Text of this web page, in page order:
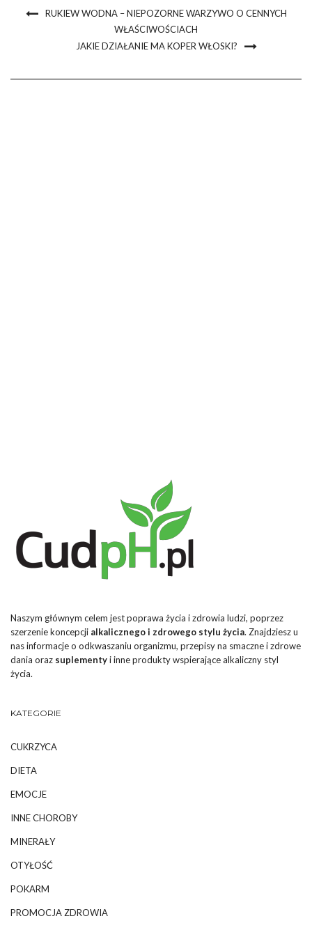
RUKIEW WODNA – NIEPOZORNE WARZYWO O CENNYCH
WŁAŚCIWOŚCIACH
JAKIE DZIAŁANIE MA KOPER WŁOSKI?
Naszym głównym celem jest poprawa życia i zdrowia ludzi, poprzez
szerzenie koncepcji alkalicznego i zdrowego stylu życia. Znajdziesz u
nas informacje o odkwaszaniu organizmu, przepisy na smaczne i zdrowe
dania oraz suplementyi inne produkty wspierające alkaliczny styl
życia.
KATEGORIE
CUKRZYCA
DIETA
EMOCJE
INNE CHOROBY
MINERAŁY
OTYŁOŚĆ
POKARM
PROMOCJA ZDROWIA